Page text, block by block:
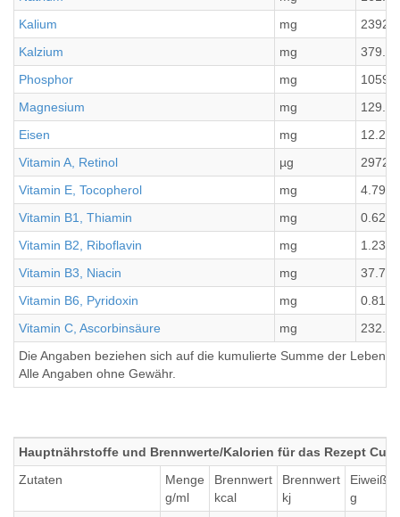
Kalium
mg
Kalzium
mg
379.8
Phosphor
mg
Magnesium
mg
129.51
Eisen
mg
12.24
Vitamin A, Retinol
µg
2972.2
Vitamin E, Tocopherol
mg
4.79
Vitamin B1, Thiamin
mg
0.62
Vitamin B2, Riboflavin
mg
1.23
Vitamin B3, Niacin
mg
37.7
Vitamin B6, Pyridoxin
mg
0.81
Vitamin C, Ascorbinsäure
mg
232.83
Die Angaben beziehen sich auf die kumulierte Summe der
Alle Angaben ohne Gewähr.
Hauptnährstoffe und Brennwerte/Kalorien für das Rezept
Zutaten
Menge
g/ml
Brennwert
kcal
Brennwert
kj
Eiweiß
g